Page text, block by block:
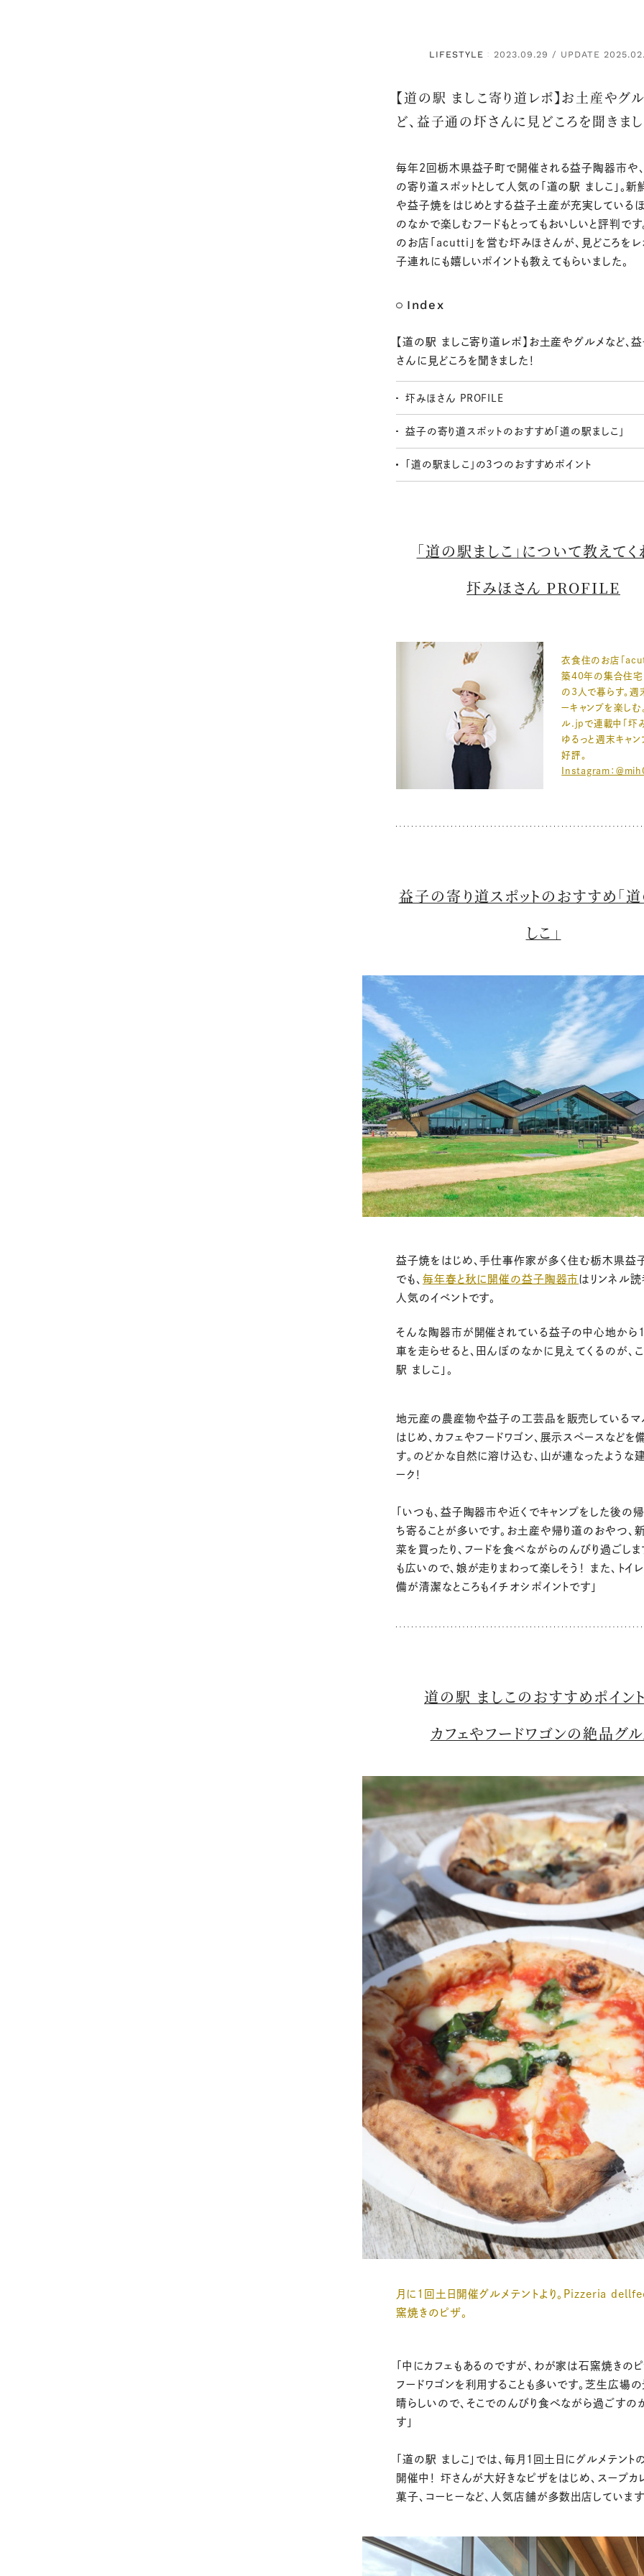
LIFESTYLE ： 2023.09.29 / UPDATE
【道の駅 ましこ寄り道レポ】お土産やグ
ど、益子通の圷さんに見どころを聞きまし
毎年2回栃木県益子町で開催される益子陶器市や
の寄り道スポットとして人気の「道の駅 ましこ」。
や益子焼をはじめとする益子土産が充実している
のなかで楽しむフードもとってもおいしいと評判で
のお店「acutti」を営む圷みほさんが、見どころをレ
子連れにも嬉しいポイントも教えてもらいました。
Index
【道の駅 ましこ寄り道レポ】お土産やグルメなど、
さんに見どころを聞きました！
圷みほさん PROFILE
益子の寄り道スポットのおすすめ「道の駅ましこ」
「道の駅ましこ」の3つのおすすめポイント
「道の駅ましこ」について教えて
圷みほさん PROFILE
衣食住のお店「
築40年の集合住宅
の3人で暮らす。週
ーキャンプを楽しむ
ル.jpで連載中「圷
ゆるっと週末キャン
好評。
Instagram：＠
益子の寄り道スポットのおすすめ「
しこ」
益子焼をはじめ、手仕事作家が多く住む栃木県益
でも、 毎年春と秋に開催の益子陶器市はリンネル
人気のイベントです。
そんな陶器市が開催されている益子の中心地から
車を走らせると、田んぼのなかに見えてくるのが、こ
駅 ましこ」。
地元産の農産物や益子の工芸品を販売しているマ
はじめ、カフェやフードワゴン、展示スペースなどを
す。のどかな自然に溶け込む、山が連なったような
ーク！
「いつも、益子陶器市や近くでキャンプをした後の
ち寄ることが多いです。お土産や帰り道のおやつ、
菜を買ったり、フードを食べながらのんびり過ごしま
も広いので、娘が走りまわって楽しそう！ また、トイ
備が清潔なところもイチオシポイントです」
道の駅 ましこのおすすめポイン
カフェやフードワゴンの絶品グ
月に1回土日開催グルメテントより。Pizzeria
窯焼きのピザ。
「中にカフェもあるのですが、わが家は石窯焼きのピ
フードワゴンを利用することも多いです。芝生広場
晴らしいので、そこでのんびり食べながら過ごすの
す」
「道の駅 ましこ」では、毎月1回土日にグルメテント
開催中！ 圷さんが大好きなピザをはじめ、スープカ
菓子、コーヒーなど、人気店舗が多数出店しています